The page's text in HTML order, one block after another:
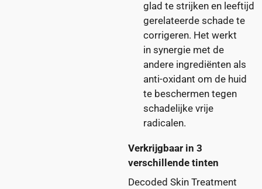
glad te strijken en leeftijd
gerelateerde schade te
corrigeren. Het werkt
in synergie met de
andere ingrediënten als
anti-oxidant om de huid
te beschermen tegen
schadelijke vrije
radicalen.
Verkrijgbaar in 3
verschillende tinten
Decoded Skin Treatment